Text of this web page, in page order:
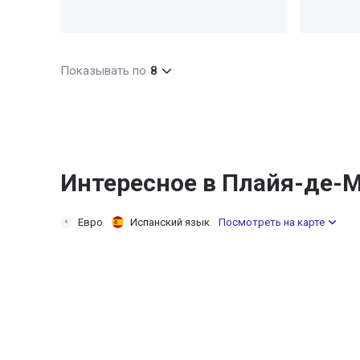
Показывать по 8
Интересное в Плайя-де-
Евро Испанский язык Посмотреть на карте